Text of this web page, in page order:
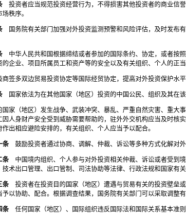
投资者应当规范投资经营行为，不得损害其他投资者的商业信
秩序。
国务院有关部门加强对外投资监测预警和风险评估，及时发布
中华人民共和国根据缔结或者参加的国际条约、协定，或者按
企业、项目所属员工和资产等的安全以及有关组织、个人的正当
商签多双边贸易投资协定等国际经贸协定，提高对外投资保护水
国家依法为在其他国家（地区）投资的中国公民、组织及其在
国家（地区）发生战争、武装冲突、暴乱、严重自然灾害、重大
因人身财产安全受到威胁需要帮助的，驻外外交机构应当及时
出相应避险安排的，有关组织、个人应当予以配合。
条 鼓励投资者通过协商、调解、仲裁、诉讼等多种方式化解对
条 中国境内组织、个人参与对外投资相关仲裁、诉讼或者受到
技术出口管理、出口管制、司法协助等法律、行政法规和国家有
条 投资者在投资目的国家（地区）遭遇与贸易有关的投资壁垒
予以协助、配合。根据调查结果，国务院有关部门可以采取调整
条 任何国家（地区）、国际组织违反国际法和国际关系基本准